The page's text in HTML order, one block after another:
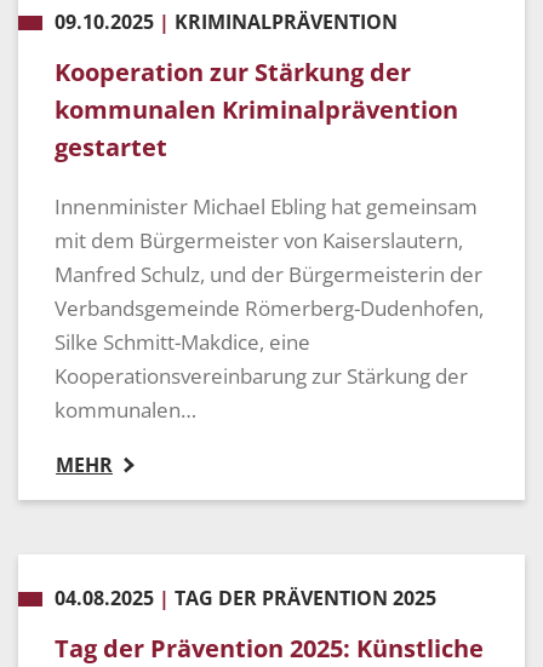
09.10.2025 | KRIMINALPRÄVENTION
Kooperation zur Stärkung der
kommunalen Kriminalprävention
gestartet
Innenminister Michael Ebling hat gemeinsam
mit dem Bürgermeister von Kaiserslautern,
Manfred Schulz, und der Bürgermeisterin der
Verbandsgemeinde Römerberg-Dudenhofen,
Silke Schmitt-Makdice, eine
Kooperationsvereinbarung zur Stärkung der
kommunalen…
MEHR
04.08.2025 | TAG DER PRÄVENTION 2025
Tag der Prävention 2025: Künstliche